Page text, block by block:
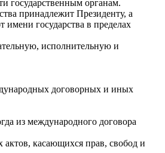
государственным органам.
принадлежит Президенту, а
государства в пределах
исполнительную и
договорных и иных
из международного договора
касающихся прав, свобод и